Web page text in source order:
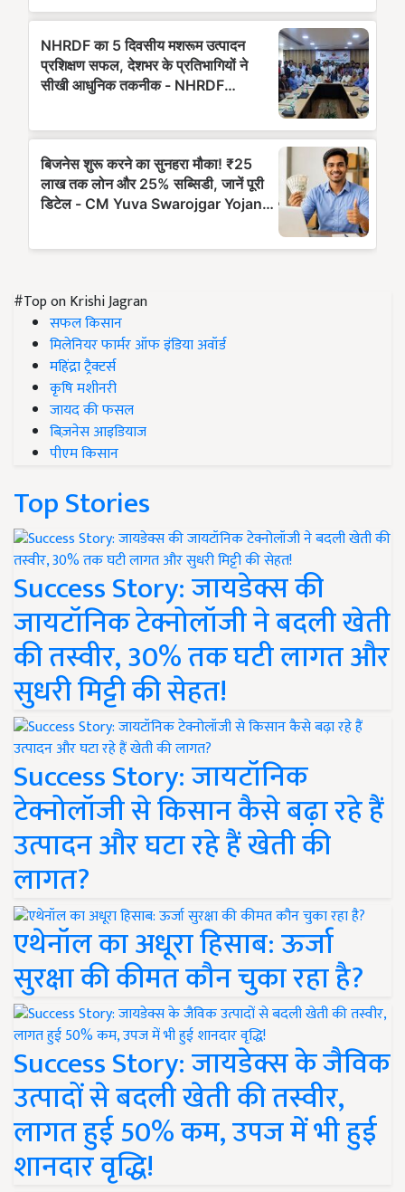
#Top on Krishi Jagran
सफल किसान
मिलेनियर फार्मर ऑफ इंडिया अवॉर्ड
महिंद्रा ट्रैक्टर्स
कृषि मशीनरी
जायद की फसल
बिज़नेस आइडियाज
पीएम किसान
Top Stories
Success Story: जायडेक्स की
जायटॉनिक टेक्नोलॉजी ने बदली खेती
की तस्वीर, 30% तक घटी लागत और
सुधरी मिट्टी की सेहत!
Success Story: जायटॉनिक
टेक्नोलॉजी से किसान कैसे बढ़ा रहे हैं
उत्पादन और घटा रहे हैं खेती की
लागत?
एथेनॉल का अधूरा हिसाब: ऊर्जा
सुरक्षा की कीमत कौन चुका रहा है?
Success Story: जायडेक्स के जैविक
उत्पादों से बदली खेती की तस्वीर,
लागत हुई 50% कम, उपज में भी हुई
शानदार वृद्धि!